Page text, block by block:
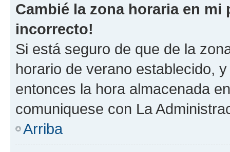
Cambié la zona horaria en
incorrecto!
Si está seguro de que de la
horario de verano establecido,
entonces la hora almacenada
comuniquese con La
Arriba